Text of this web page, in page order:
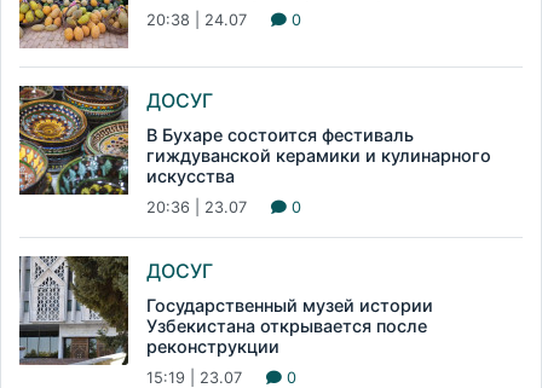
20:38 | 24.07 0
ДОСУГ
В Бухаре состоится фестиваль
гиждуванской керамики и кулинарного
искусства
20:36 | 23.07 0
ДОСУГ
Государственный музей истории
Узбекистана открывается после
реконструкции
15:19 | 23.07 0